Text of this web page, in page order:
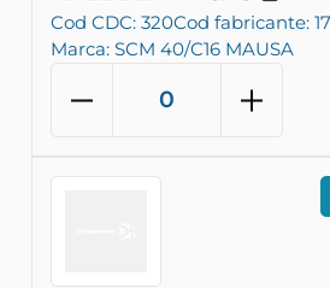
Cod CDC: 320Cod fabricante:
Marca: SCM 40/C16 MAUSA